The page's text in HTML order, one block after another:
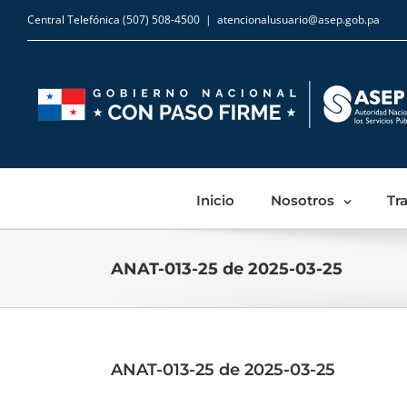
Central Telefónica (507) 508-4500 | atencionalusuario@asep.gob.pa
Inicio Nosotros
ANAT-013-25 de 2025-03-25
ANAT-013-25 de 2025-03-25